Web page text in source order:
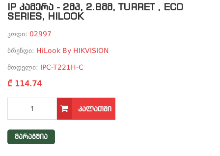
IP ᲙᲐᲛᲔᲠᲐ - 2ᲛᲞ, 2.8ᲛᲛ, TURRET , ECO
SERIES, HILOOK
კოდი: 02997
ბრენდი: HiLook By HIKVISION
მოდელი: IPC-T221H-C
₾ 114.74
ᲙᲐᲚᲐᲗᲨᲘ
მარაგშია